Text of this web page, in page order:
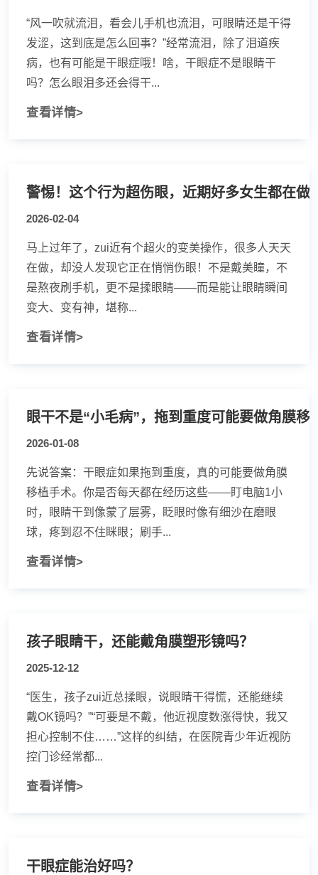
“风一吹就流泪，看会儿手机也流泪，可眼睛还是干得
发涩，这到底是怎么回事？”经常流泪，除了泪道疾
病，也有可能是干眼症哦！啥，干眼症不是眼睛干
吗？怎么眼泪多还会得干...
查看详情>
警惕！这个行为超伤眼，近期好多女生都在做
2026-02-04
马上过年了，zui近有个超火的变美操作，很多人天天
在做，却没人发现它正在悄悄伤眼！不是戴美瞳，不
是熬夜刷手机，更不是揉眼睛——而是能让眼睛瞬间
变大、变有神，堪称...
查看详情>
2026-01-08
先说答案：干眼症如果拖到重度，真的可能要做角膜
移植手术。你是否每天都在经历这些——盯电脑1小
时，眼睛干到像蒙了层雾，眨眼时像有细沙在磨眼
球，疼到忍不住眯眼；刷手...
查看详情>
孩子眼睛干，还能戴角膜塑形镜吗？
2025-12-12
“医生，孩子zui近总揉眼，说眼睛干得慌，还能继续
戴OK镜吗？”“可要是不戴，他近视度数涨得快，我又
担心控制不住……”这样的纠结，在医院青少年近视防
控门诊经常都...
查看详情>
干眼症能治好吗？